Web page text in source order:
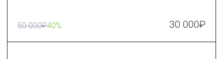
50 000₽40% 30 000₽